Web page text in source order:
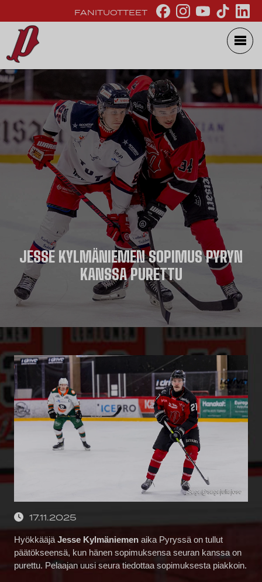
FANITUOTTEET
JESSE KYLMÄNIEMEN SOPIMUS PYRYN
KANSSA PURETTU
17.11.2025
Hyökkääjä Jesse Kylmäniemen aika Pyryssä on tullut
päätökseensä, kun hänen sopimuksensa seuran kanssa on
purettu. Pelaajan uusi seura tiedottaa sopimuksesta piakkoin.